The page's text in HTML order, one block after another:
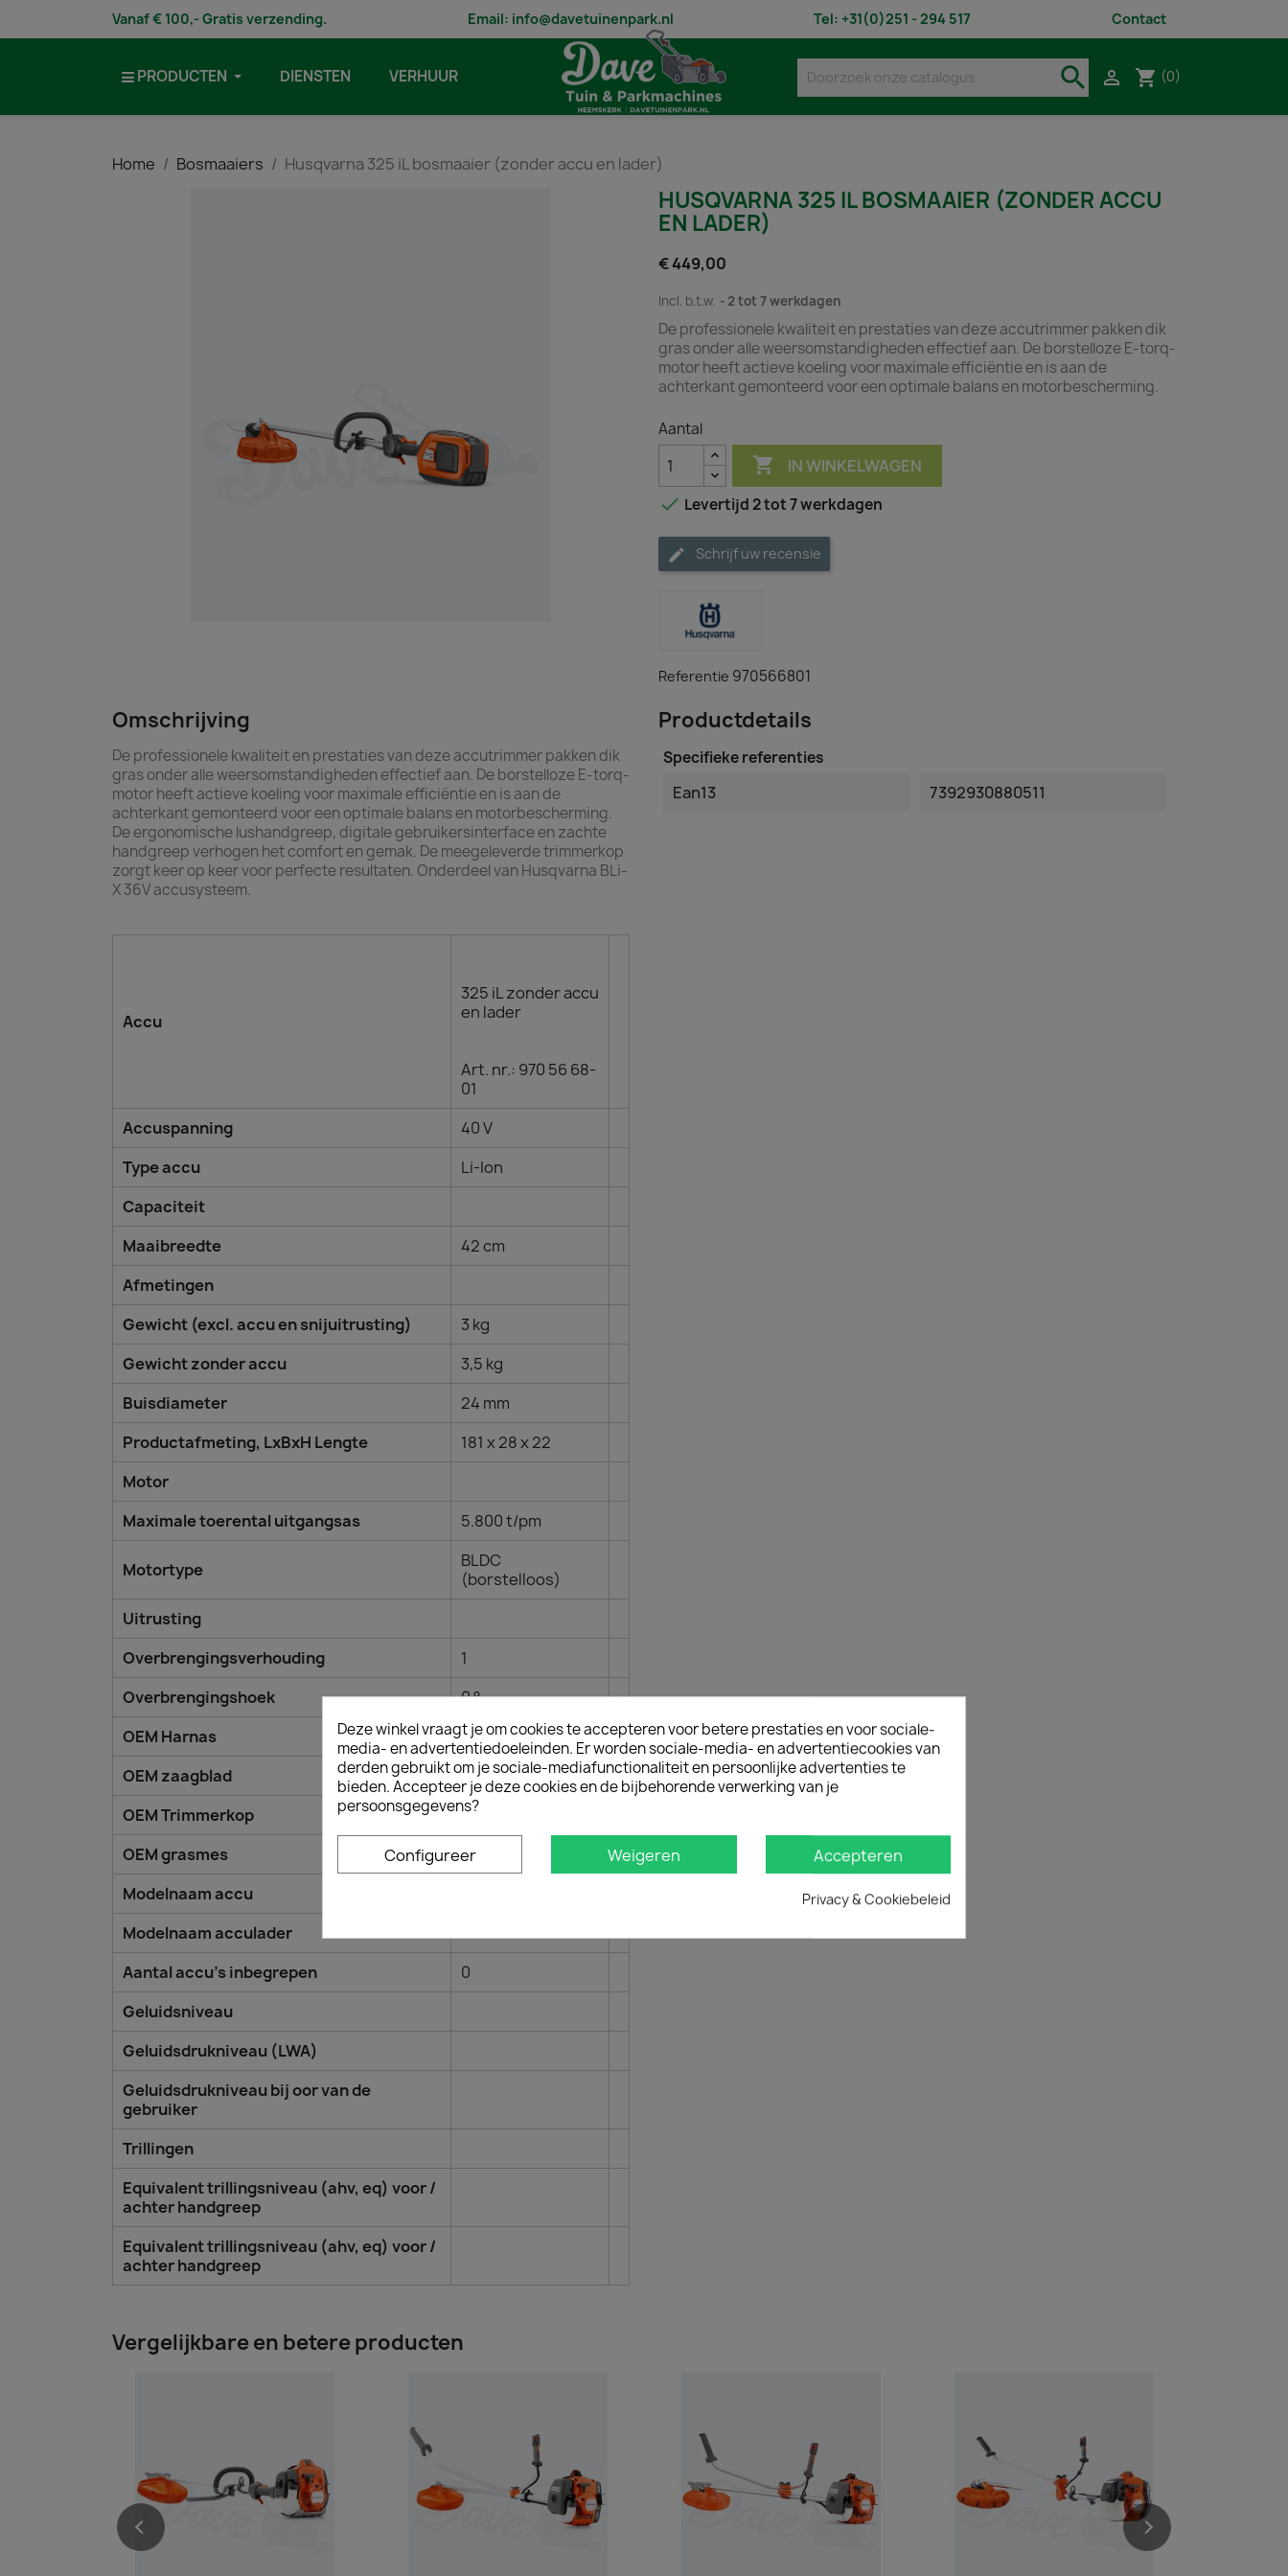
Vanaf € 100,- Gratis verzending. Email: info@davetuinenpark.nl Tel: +31(0)251 - 294 517 Contact
PRODUCTEN DIENSTEN VERHUUR search  shopping_cart (0)
Home Bosmaaiers Husqvarna 325 iL bosmaaier (zonder accu en lader)
HUSQVARNA 325 IL BOSMAAIER (ZONDER ACCU
EN LADER)
€ 449,00
Incl. b.t.w. 2 tot 7 werkdagen
De professionele kwaliteit en prestaties van deze accutrimmer pakken dik
gras onder alle weersomstandigheden effectief aan. De borstelloze E-torq-
motor heeft actieve koeling voor maximale efficiëntie en is aan de
achterkant gemonteerd voor een optimale balans en motorbescherming.
Aantal
 IN WINKELWAGEN
 Levertijd 2 tot 7 werkdagen
Schrijf uw recensie
Referentie 970566801
Omschrijving
De professionele kwaliteit en prestaties van deze accutrimmer pakken dik
gras onder alle weersomstandigheden effectief aan. De borstelloze E-torq-
motor heeft actieve koeling voor maximale efficiëntie en is aan de
achterkant gemonteerd voor een optimale balans en motorbescherming.
De ergonomische lushandgreep, digitale gebruikersinterface en zachte
handgreep verhogen het comfort en gemak. De meegeleverde trimmerkop
zorgt keer op keer voor perfecte resultaten. Onderdeel van Husqvarna BLi-
X 36V accusysteem.
Accu
325 iL zonder accu
en lader
Art. nr.: 970 56 68-
01
Accuspanning
40 V
Type accu
Li-Ion
Capaciteit
Maaibreedte
42 cm
Afmetingen
Gewicht (excl. accu en snijuitrusting)
3 kg
Gewicht zonder accu
3,5 kg
Buisdiameter
24 mm
Productafmeting, LxBxH Lengte
181 x 28 x 22
Motor
Maximale toerental uitgangsas
5.800 t/pm
Motortype
BLDC
(borstelloos)
Uitrusting
Overbrengingsverhouding
1
Overbrengingshoek
0 °
OEM Harnas
--
OEM zaagblad
--
OEM Trimmerkop
T35 M10
OEM grasmes
--
Modelnaam accu
Modelnaam acculader
-----
Aantal accu's inbegrepen
0
Geluidsniveau
Geluidsdrukniveau (LWA)
Geluidsdrukniveau bij oor van de
gebruiker
Trillingen
Equivalent trillingsniveau (ahv, eq) voor /
achter handgreep
Equivalent trillingsniveau (ahv, eq) voor /
achter handgreep
Productdetails
Specifieke referenties
Ean13 7392930880511
Vergelijkbare en betere producten
Deze winkel vraagt je om cookies te accepteren voor betere prestaties en voor sociale-
media- en advertentiedoeleinden. Er worden sociale-media- en advertentiecookies van
derden gebruikt om je sociale-mediafunctionaliteit en persoonlijke advertenties te
bieden. Accepteer je deze cookies en de bijbehorende verwerking van je
persoonsgegevens?
Configureer Weigeren Accepteren
Privacy & Cookiebeleid